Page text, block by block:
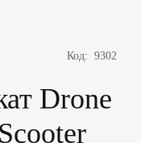
Код:9302
Drone